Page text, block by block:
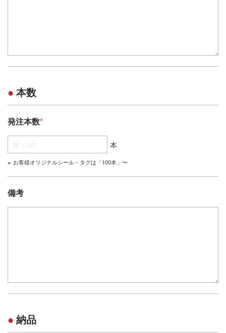
本数
発注本数*
本
お客様オリジナルシール・タグは「100本」〜
備考
納品